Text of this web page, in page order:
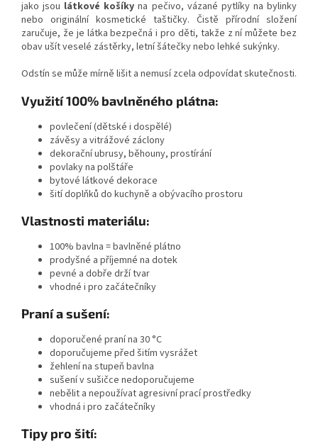
jako jsou látkové košíky na pečivo, vázané pytlíky na bylinky
nebo originální kosmetické taštičky. Čistě přírodní složení
zaručuje, že je látka bezpečná i pro děti, takže z ní můžete bez
obav ušít veselé zástěrky, letní šátečky nebo lehké sukýnky.
Odstín se může mírně lišit a nemusí zcela odpovídat skutečnosti.
Využití 100% bavlněného plátna:
povlečení (dětské i dospělé)
závěsy a vitrážové záclony
dekorační ubrusy, běhouny, prostírání
povlaky na polštáře
bytové látkové dekorace
šití doplňků do kuchyně a obývacího prostoru
Vlastnosti materiálu:
100% bavlna = bavlněné plátno
prodyšné a příjemné na dotek
pevné a dobře drží tvar
vhodné i pro začátečníky
Praní a sušení:
doporučené praní na 30 °C
doporučujeme před šitím vysrážet
žehlení na stupeň bavlna
sušení v sušičce nedoporučujeme
nebělit a nepoužívat agresivní prací prostředky
vhodná i pro začátečníky
Tipy pro šití: